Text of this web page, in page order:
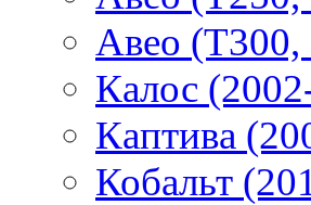
Авео
Калос
Каптива
Кобальт